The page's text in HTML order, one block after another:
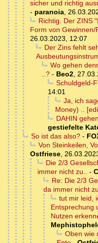
sicher und richtig
- paranoia,
Richtig. Der ZINS
Form von
26.03.2023, 12:07
Der Zins fehlt
Wo gehen
..? - Beo2,
Schuldgeld-
14:01
Ja, ich
Money) ..
DAHIN
gestiefelte
So ist das also?-
Von Steinkeilen,
Ostfriese,
Die 2/3
immer nicht zu.. -
Re: Die 2/3
da immer nicht
tut mir leid,
Entsprechung
Nutzen
Oben wie